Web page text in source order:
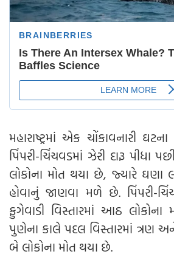
મહારાષ્ટ્રમાં એક ચોંકાવનારી
પિંપરી-ચિંચવડમાં ઝેરી દારૂ પીધા
લોકોના મોત થયા છે, જ્યારે ઘણા
હોવાનું જાણવા મળે છે. પિંપરી-
ફુગેવાડી વિસ્તારમાં આઠ
પુણેના કાલે પદલ વિસ્તારમાં ત્રણ
બે લોકોના મોત થયા છે.